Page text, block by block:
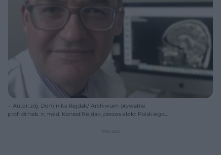
Autor: zdj. Dominika Rejdak/ Archiwum prywatne
prof. dr hab. n. med. Konrad Rejdak, prezes elekt Polskiego